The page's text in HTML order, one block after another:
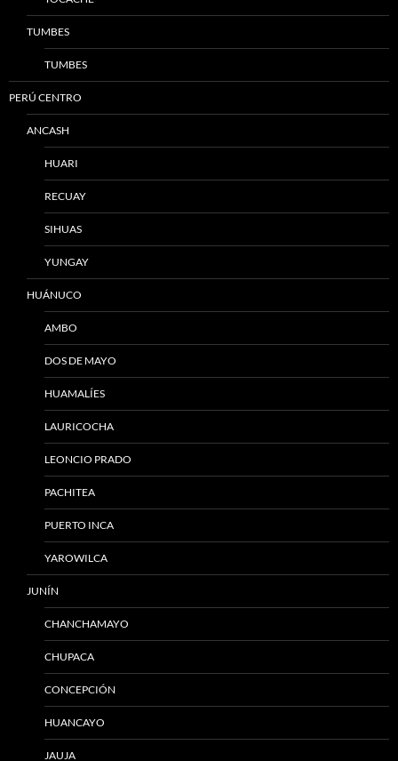
TUMBES
TUMBES
PERÚ CENTRO
ANCASH
HUARI
RECUAY
SIHUAS
YUNGAY
HUÁNUCO
AMBO
DOS DE MAYO
HUAMALÍES
LAURICOCHA
LEONCIO PRADO
PACHITEA
PUERTO INCA
YAROWILCA
JUNÍN
CHANCHAMAYO
CHUPACA
CONCEPCIÓN
HUANCAYO
JAUJA